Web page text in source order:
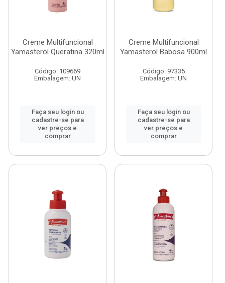
Creme Multifuncional
Yamasterol Queratina 320ml
Código: 109669
Embalagem: UN
Faça seu login ou
cadastre-se para
ver preços e
comprar
Creme Multifuncional
Yamasterol Babosa 900ml
Código: 97335
Embalagem: UN
Faça seu login ou
cadastre-se para
ver preços e
comprar